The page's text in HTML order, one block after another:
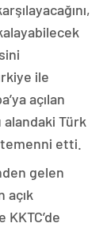
ile
açılan
alandaki Türk
temenni etti.
gelen
açık